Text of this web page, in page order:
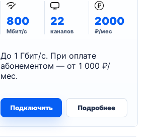
800
Мбит/с
22
каналов
2000
₽/мес
До 1 Гбит/с. При оплате
абонементом — от 1 000 ₽/
мес.
Подключить Подробнее